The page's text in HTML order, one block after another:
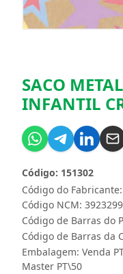
SACO
INFANTIL
Código do
Código: 151302
Código NCM:
Código de Barras do
Código de Barras da
Embalagem: Venda
Master PT\50